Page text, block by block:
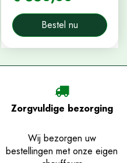
Bestel nu
Zorgvuldige bezorging
Wij bezorgen uw
bestellingen met onze eigen